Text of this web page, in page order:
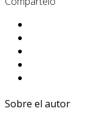
Sobre el autor